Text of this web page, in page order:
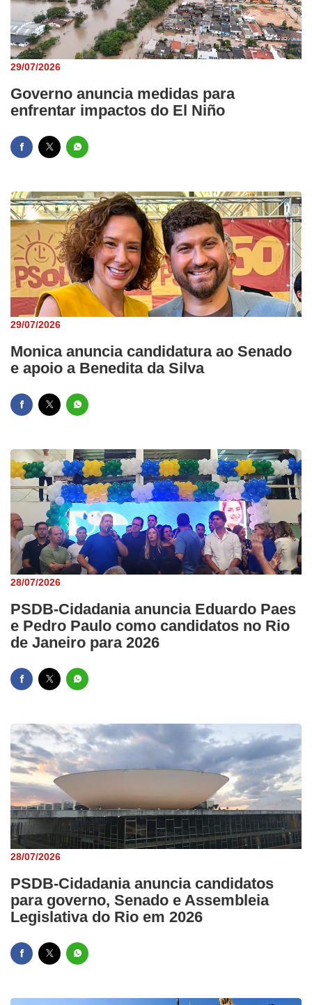
29/07/2026
Governo anuncia medidas para
enfrentar impactos do El Niño
29/07/2026
Monica anuncia candidatura ao Senado
e apoio a Benedita da Silva
28/07/2026
PSDB-Cidadania anuncia Eduardo Paes
e Pedro Paulo como candidatos no Rio
de Janeiro para 2026
28/07/2026
PSDB-Cidadania anuncia candidatos
para governo, Senado e Assembleia
Legislativa do Rio em 2026